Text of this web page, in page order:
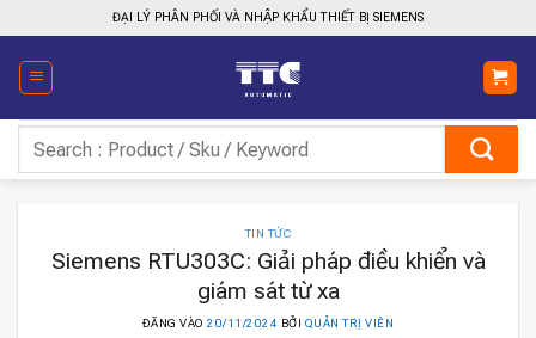
qua
nội
dung
ĐẠI LÝ PHÂN PHỐI VÀ NHẬP KHẨU THIẾT BỊ SIEMENS
kiếm:
TIN TỨC
Siemens RTU303C: Giải pháp điều khiển và
giám sát từ xa
ĐĂNG VÀO20/11/2024 BỞI QUẢN TRỊ VIÊN